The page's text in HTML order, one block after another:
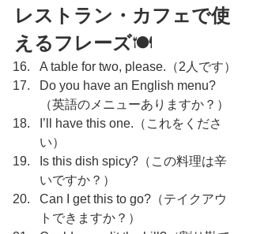
レストラン・カフェで使
えるフレーズ🍽️
A table for two, please.（2人です）
Do you have an English menu?
（英語のメニューありますか？）
I’ll have this one.（これをくださ
い）
Is this dish spicy?（この料理は辛
いですか？）
Can I get this to go?（テイクアウ
トできますか？）